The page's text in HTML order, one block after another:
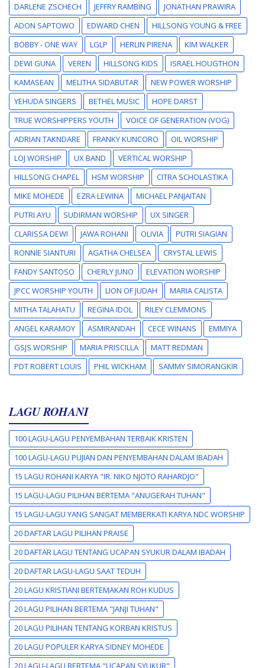
DARLENE ZSCHECH
JEFFRY RAMBING
JONATHAN PRAWIRA
ADON SAPTOWO
EDWARD CHEN
HILLSONG YOUNG & FREE
BOBBY - ONE WAY
LGLP HERLIN PIRENA
KIM WALKER
DEWI GUNA
VEREN HILLSONG KIDS
ISRAEL HOUGTHON
KAMASEAN
MELITHA SIDABUTAR
NEW POWER WORSHIP
YEHUDA SINGERS
BETHEL MUSIC
HOPE DARST
TRUE WORSHIPPERS YOUTH
VOICE OF GENERATION (VOG)
ADRIAN TAKNDARE
FRANKY KUNCORO
OIL WORSHIP
LOJ WORSHIP
UX BAND
VERTICAL WORSHIP
HILLSONG CHAPEL
HSM WORSHIP
CITRA SCHOLASTIKA
MIKE MOHEDE
EZRA LEWINA
MICHAEL PANJAITAN
PUTRI AYU
SUDIRMAN WORSHIP
UX SINGER
CLARISSA DEWI
JAWA ROHANI OLIVIA
PUTRI SIAGIAN
RONNIE SIANTURI
AGATHA CHELSEA
CRYSTAL LEWIS
FANDY SANTOSO
CHERLY JUNO
ELEVATION WORSHIP
JPCC WORSHIP YOUTH
LION OF JUDAH
MARIA CALISTA
MITHA TALAHATU
REGINA IDOL
RILEY CLEMMONS
ANGEL KARAMOY
ASMIRANDAH CECE WINANS
EMMIYA
GSJS WORSHIP
MARIA PRISCILLA
MATT REDMAN
PDT ROBERT LOUIS
PHIL WICKHAM SAMMY SIMORANGKIR
LAGU ROHANI
100 LAGU-LAGU PENYEMBAHAN TERBAIK KRISTEN
100 LAGU-LAGU PUJIAN DAN PENYEMBAHAN DALAM IBADAH
15 LAGU ROHANI KARYA "IR. NIKO NJOTO RAHARDJO"
15 LAGU-LAGU PILIHAN BERTEMA "ANUGERAH TUHAN"
15 LAGU-LAGU YANG SANGAT MEMBERKATI KARYA NDC WORSHIP
20 DAFTAR LAGU PILIHAN PRAISE
20 DAFTAR LAGU TENTANG UCAPAN SYUKUR DALAM IBADAH
20 DAFTAR LAGU-LAGU SAAT TEDUH
20 LAGU KRISTIANI BERTEMAKAN ROH KUDUS
20 LAGU PILIHAN BERTEMA "JANJI TUHAN"
20 LAGU PILIHAN TENTANG KORBAN KRISTUS
20 LAGU POPULER KARYA SIDNEY MOHEDE
20 LAGU-LAGU BERTEMA "UCAPAN SYUKUR"